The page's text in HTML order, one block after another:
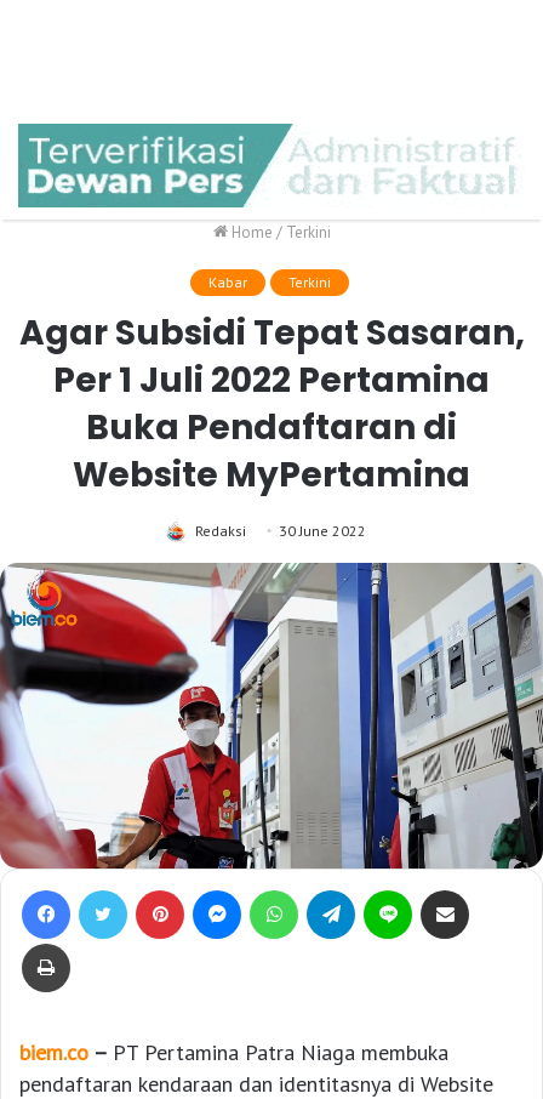
Home / Terkini
Kabar Terkini
Agar Subsidi Tepat Sasaran,
Per 1 Juli 2022 Pertamina
Buka Pendaftaran di
Website MyPertamina
Redaksi 30 June 2022
biem.co – PT Pertamina Patra Niaga membuka
pendaftaran kendaraan dan identitasnya di Website